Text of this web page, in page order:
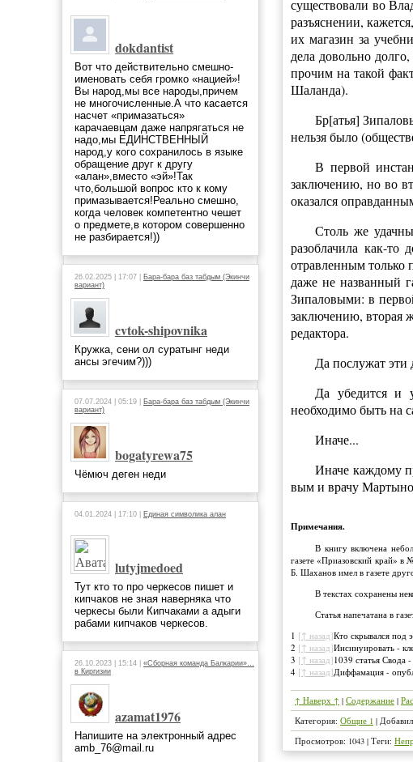
dokdantist
Вот что действительно смешно-
именовать себя громко «нацией»!
Вы народ,мы все народы,причем
не многочисленные.А что касается
насчет «примазаться»
карачаевцам даже напрягаться не
надо,мы ЕДИНСТВЕННЫЙ
народ,у кого сохранилось в языке
обращение друг к другу
«алан»,вместо «эй»!Так
что,большой вопрос кто к кому
примазывается!Реально смешно,
когда человек компетентно чешет
о предмете,в котором совершенно
не разбирается!))
26.02.2025 | 17:07 | Бара-бара баз табдым (Экинчи
вариант)
cvtok-shipovnika
Кружка, сени ол суратынг неди
ансы эгечим?)))
07.07.2024 | 05:19 | Бара-бара баз табдым (Экинчи
вариант)
bogatyrewa75
Чёмюч деген неди
04.01.2024 | 17:10 | Единая символика алан
lutyjmedoed
Тут кто то про черкесов пишет и
кипчаков не зная наверняка что
черкесы были Кипчаками а адыги
рабами кипчаков черкесов.
26.10.2023 | 15:14 | «Сборная команда Балкарии»…
в Киргизии
azamat1976
Напишите на электронный адрес
amb_76@mail.ru
существовали во
разъяснении,
их магазин за
дела довольно
прочим на такой
Шаланда).
Бр[атья]
нельзя было
В первой
заключению, но во
оказался
Столь же
разоблачила как-то
отравленным только
даже не названный
Зипаловыми: в
заключению, вторая
редактора.
Да послужат эти
Да убедится и
необходимо быть на
Иначе...
Иначе каждому
вым и врачу
Примечания.
В книгу включена
газете «Приазовский край»
Б. Шаханов имел в газете
В текстах сохранены
Статья напечатана в
1 [↑ назад]Кто скрывался под
2 [↑ назад]Инсинуировать -
3 [↑ назад]1039 статья Свода
4 [↑ назад]Диффамация -
↑ Наверх ↑ | Содержание |
Категория: Общие 1 | Добавил
Просмотров: 1043 | Теги: